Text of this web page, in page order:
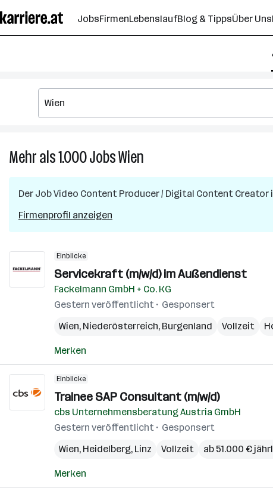
Seiteninhalt
springen
JobsFirmenLebenslaufBlog & TippsÜber Uns
Mehr als 1.000JobsWien
Jobs
Der JobVideo Content Producer / Digital Content Creator
Firmenprofil anzeigen
Einblicke
Servicekraft (m/w/d) im Außendienst
Fackelmann GmbH + Co. KG
Gestern veröffentlicht
Gesponsert
Wien, Niederösterreich, Burgenland Vollzeit
Merken
Einblicke
Trainee SAP Consultant (m/w/d)
cbs Unternehmensberatung Austria GmbH
Gestern veröffentlicht
Gesponsert
Wien, Heidelberg, Linz Vollzeit ab 51.000 €
Merken